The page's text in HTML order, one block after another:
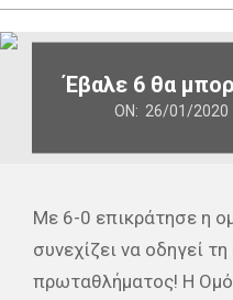
Primary
NavigationΈβαλε 6 θα
ON: 26/01/2020
Με 6-0 επικράτησε η
συνεχίζει να οδηγεί
πρωταθλήματος! Η